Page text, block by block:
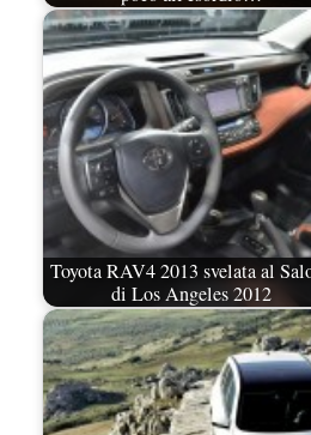
Toyota RAV4 2013 svelata al
di Los Angeles 2012